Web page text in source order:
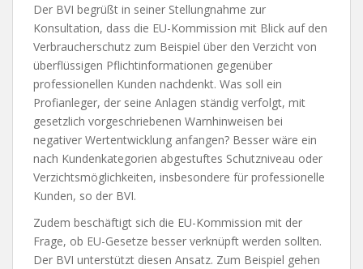
Der BVI begrüßt in seiner Stellungnahme zur
Konsultation, dass die EU-Kommission mit Blick auf den
Verbraucherschutz zum Beispiel über den Verzicht von
überflüssigen Pflichtinformationen gegenüber
professionellen Kunden nachdenkt. Was soll ein
Profianleger, der seine Anlagen ständig verfolgt, mit
gesetzlich vorgeschriebenen Warnhinweisen bei
negativer Wertentwicklung anfangen? Besser wäre ein
nach Kundenkategorien abgestuftes Schutzniveau oder
Verzichtsmöglichkeiten, insbesondere für professionelle
Kunden, so der BVI.
Zudem beschäftigt sich die EU-Kommission mit der
Frage, ob EU-Gesetze besser verknüpft werden sollten.
Der BVI unterstützt diesen Ansatz. Zum Beispiel gehen